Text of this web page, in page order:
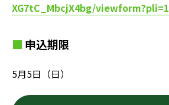
XG7tC_MbcjX4bg/viewform?pli=1
申込期限
5月5日（日）